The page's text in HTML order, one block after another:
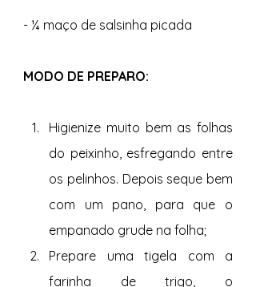
- ¼ maço de salsinha picada
MODO DE PREPARO:
Higienize muito bem as folhas
do peixinho, esfregando entre
os pelinhos. Depois seque bem
com um pano, para que o
empanado grude na folha;
Prepare uma tigela com a
farinha de trigo, o